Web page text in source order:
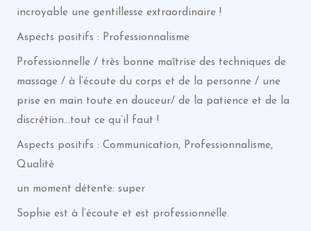
incroyable une gentillesse extraordinaire !
Aspects positifs : Professionnalisme
Professionnelle / très bonne maîtrise des techniques de
massage / à l’écoute du corps et de la personne / une
prise en main toute en douceur/ de la patience et de la
discrétion…tout ce qu’il faut !
Aspects positifs : Communication, Professionnalisme,
Qualité
un moment détente: super
Sophie est à l’écoute et est professionnelle.